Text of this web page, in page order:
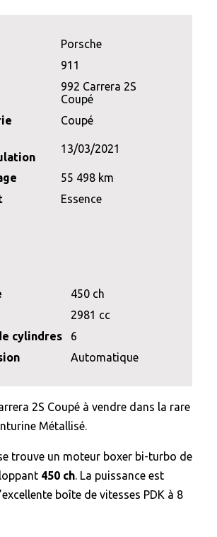
Porsche
911
992 Carrera 2S
Coupé
Coupé
13/03/2021
55 498 km
Essence
450 ch
2981 cc
cylindres
6
Automatique
2S Coupé à vendre dans la rare
Métallisé.
trouve un moteur boxer bi-turbo de
450 ch. La puissance est
boîte de vitesses PDK à 8